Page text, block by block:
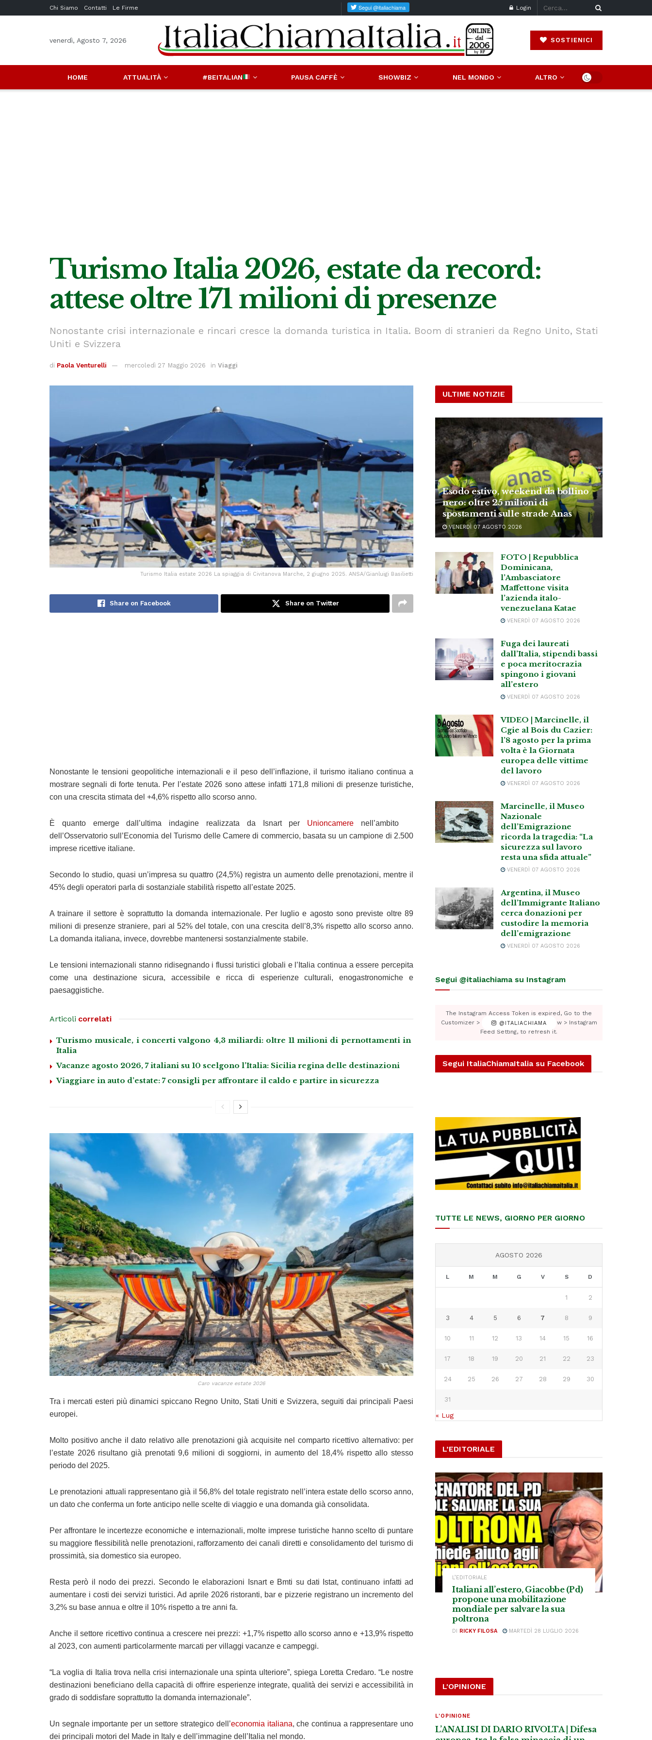
Chi Siamo Contatti Le Firme Login
venerdì, Agosto 7, 2026 SOSTIENICI
HOME ATTUALITÀ #BEITALIAN PAUSA CAFFÈ SHOWBIZ NEL MONDO ALTRO
Turismo Italia 2026, estate da record:
attese oltre 171 milioni di presenze
Nonostante crisi internazionale e rincari cresce la domanda turistica in Italia. Boom di stranieri da Regno Unito, Stati
Uniti e Svizzera
di Paola Venturelli mercoledì 27 Maggio 2026 in Viaggi
Turismo Italia estate 2026 La spiaggia di Civitanova Marche, 2 giugno 2025. ANSA/Gianluigi Basilietti
Share on Facebook Share on Twitter
Nonostante le tensioni geopolitiche internazionali e il peso dell’inflazione, il turismo italiano continua a
mostrare segnali di forte tenuta. Per l’estate 2026 sono attese infatti 171,8 milioni di presenze turistiche,
con una crescita stimata del +4,6% rispetto allo scorso anno.
È quanto emerge dall’ultima indagine realizzata da Isnart per Unioncamere nell’ambito
dell’Osservatorio sull’Economia del Turismo delle Camere di commercio, basata su un campione di 2.500
imprese ricettive italiane.
Secondo lo studio, quasi un’impresa su quattro (24,5%) registra un aumento delle prenotazioni, mentre il
45% degli operatori parla di sostanziale stabilità rispetto all’estate 2025.
A trainare il settore è soprattutto la domanda internazionale. Per luglio e agosto sono previste oltre 89
milioni di presenze straniere, pari al 52% del totale, con una crescita dell’8,3% rispetto allo scorso anno.
La domanda italiana, invece, dovrebbe mantenersi sostanzialmente stabile.
Le tensioni internazionali stanno ridisegnando i flussi turistici globali e l’Italia continua a essere percepita
come una destinazione sicura, accessibile e ricca di esperienze culturali, enogastronomiche e
paesaggistiche.
Articoli correlati
Turismo musicale, i concerti valgono 4,3 miliardi: oltre 11 milioni di pernottamenti in
Italia
Vacanze agosto 2026, 7 italiani su 10 scelgono l’Italia: Sicilia regina delle destinazioni
Viaggiare in auto d’estate: 7 consigli per affrontare il caldo e partire in sicurezza
Caro vacanze estate 2026
Tra i mercati esteri più dinamici spiccano Regno Unito, Stati Uniti e Svizzera, seguiti dai principali Paesi
europei.
Molto positivo anche il dato relativo alle prenotazioni già acquisite nel comparto ricettivo alternativo: per
l’estate 2026 risultano già prenotati 9,6 milioni di soggiorni, in aumento del 18,4% rispetto allo stesso
periodo del 2025.
Le prenotazioni attuali rappresentano già il 56,8% del totale registrato nell’intera estate dello scorso anno,
un dato che conferma un forte anticipo nelle scelte di viaggio e una domanda già consolidata.
Per affrontare le incertezze economiche e internazionali, molte imprese turistiche hanno scelto di puntare
su maggiore flessibilità nelle prenotazioni, rafforzamento dei canali diretti e consolidamento del turismo di
prossimità, sia domestico sia europeo.
Resta però il nodo dei prezzi. Secondo le elaborazioni Isnart e Bmti su dati Istat, continuano infatti ad
aumentare i costi dei servizi turistici. Ad aprile 2026 ristoranti, bar e pizzerie registrano un incremento del
3,2% su base annua e oltre il 10% rispetto a tre anni fa.
Anche il settore ricettivo continua a crescere nei prezzi: +1,7% rispetto allo scorso anno e +13,9% rispetto
al 2023, con aumenti particolarmente marcati per villaggi vacanze e campeggi.
“La voglia di Italia trova nella crisi internazionale una spinta ulteriore”, spiega Loretta Credaro. “Le nostre
destinazioni beneficiano della capacità di offrire esperienze integrate, qualità dei servizi e accessibilità in
grado di soddisfare soprattutto la domanda internazionale”.
Un segnale importante per un settore strategico dell’economia italiana, che continua a rappresentare uno
dei principali motori del Made in Italy e dell’immagine dell’Italia nel mondo.
ULTIME NOTIZIE
Esodo estivo, weekend da bollino
nero: oltre 25 milioni di
spostamenti sulle strade Anas
VENERDÌ 07 AGOSTO 2026
FOTO | Repubblica
Dominicana,
l’Ambasciatore
Maffettone visita
l’azienda italo-
venezuelana Katae
VENERDÌ 07 AGOSTO 2026
Fuga dei laureati
dall’Italia, stipendi bassi
e poca meritocrazia
spingono i giovani
all’estero
VENERDÌ 07 AGOSTO 2026
VIDEO | Marcinelle, il
Cgie al Bois du Cazier:
l’8 agosto per la prima
volta è la Giornata
europea delle vittime
del lavoro
VENERDÌ 07 AGOSTO 2026
Marcinelle, il Museo
Nazionale
dell’Emigrazione
ricorda la tragedia: “La
sicurezza sul lavoro
resta una sfida attuale”
VENERDÌ 07 AGOSTO 2026
Argentina, il Museo
dell’Immigrante Italiano
cerca donazioni per
custodire la memoria
dell’emigrazione
VENERDÌ 07 AGOSTO 2026
Segui @italiachiama su Instagram
@ITALIACHIAMA
The Instagram Access Token is expired, Go to the
Customizer > JNews : Social, Like & View > Instagram
Feed Setting, to refresh it.
Segui ItaliaChiamaItalia su Facebook
TUTTE LE NEWS, GIORNO PER GIORNO
AGOSTO 2026
L M M G V S D
1 2
3 4 5 6 7 8 9
10 11 12 13 14 15 16
17 18 19 20 21 22 23
24 25 26 27 28 29 30
31
« Lug
L’EDITORIALE
L’EDITORIALE
Italiani all’estero, Giacobbe (Pd)
propone una mobilitazione
mondiale per salvare la sua
poltrona
DI RICKY FILOSA MARTEDÌ 28 LUGLIO 2026
L'OPINIONE
L'OPINIONE
L’ANALISI DI DARIO RIVOLTA | Difesa